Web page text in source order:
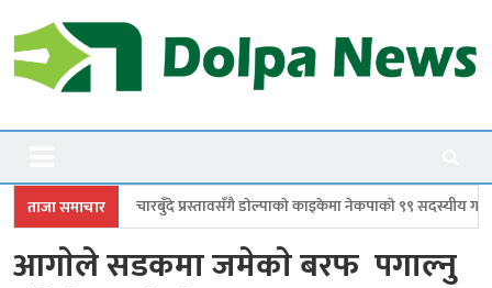
to
content
Dolpanews
ताजा समाचार
डाेल्पाकाे काइकेमा नेकपाकाे ९९ सदस्यीय गाउँ समिति गठन डोल्पामा
आगाेले सडकमा जमेकाे बरफ पगाल्नु